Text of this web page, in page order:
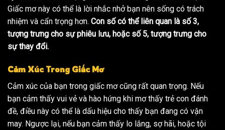
Giấc mơ này có thể là lời nhắc nhở bạn nên sống có trách
nhiệm và cẩn trọng hơn. Con số có thể liên quan là số 3,
tượng trưng cho sự phiêu lưu, hoặc số 5, tượng trưng cho
sự thay đổi.
Cảm Xúc Trong Giấc Mơ
Cảm xúc của bạn trong giấc mơ cũng rất quan trọng. Nếu
bạn cảm thấy vui vẻ và hào hứng khi mơ thấy trẻ con đánh
đề, điều này có thể là dấu hiệu cho thấy bạn đang có vận
may. Ngược lại, nếu bạn cảm thấy lo lắng, sợ hãi, hoặc tội